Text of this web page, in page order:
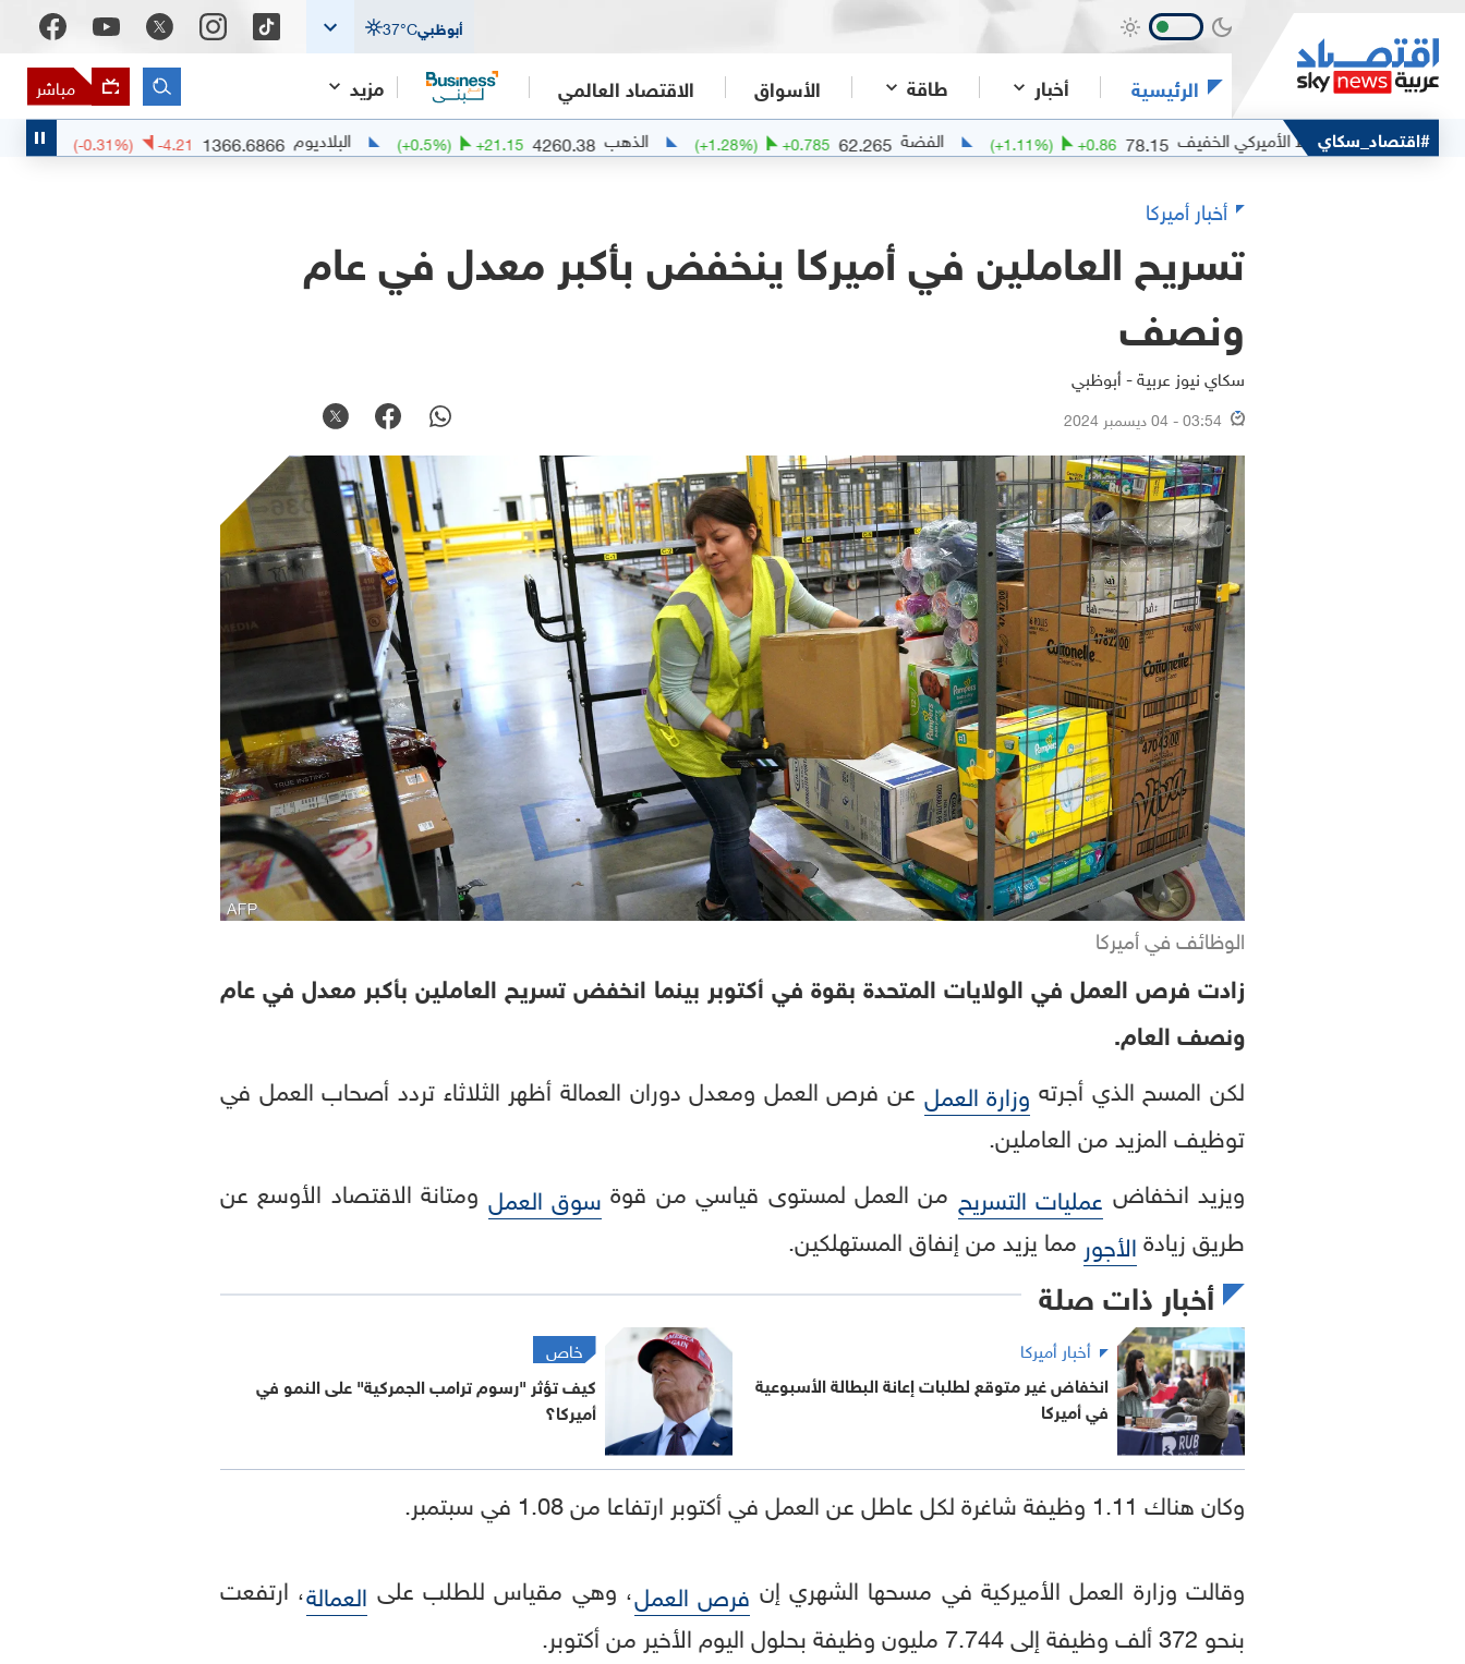
أبوظبي 37°C
الرئيسية أخبار طاقة الأسواق الاقتصاد العالمي مزيد مباشر
#اقتصاد_سكاي
النفط الأميركي الخفيف 78.15
+0.86
( +1.11%) الفضة 62.265
+0.785
( +1.28%) الذهب 4260.38
+21.15
(+0.5%) البلاديوم 1366.6866
-4.21
-0.31%) البلاتين
أخبار أميركا
تسريح العاملين في أميركا ينخفض بأكبر معدل في عام
ونصف
سكاي نيوز عربية - أبوظبي
03:54 - 04 ديسمبر 2024
الوظائف في أميركا
زادت فرص العمل في الولايات المتحدة بقوة في أكتوبر بينما انخفض تسريح العاملين بأكبر معدل في عام
ونصف العام.
لكن المسح الذي أجرته وزارة العمل عن فرص العمل ومعدل دوران العمالة أظهر الثلاثاء تردد أصحاب العمل في
توظيف المزيد من العاملين.
ويزيد انخفاض عمليات التسريح من العمل لمستوى قياسي من قوة سوق العمل ومتانة الاقتصاد الأوسع عن
طريق زيادةالأجور مما يزيد من إنفاق المستهلكين.
أخبار ذات صلة
أخبار أميركا
انخفاض غير متوقع لطلبات إعانة البطالة الأسبوعية
في أميركا
خاص
كيف تؤثر "رسوم ترامب الجمركية" على النمو في
أميركا؟
وكان هناك 1.11 وظيفة شاغرة لكل عاطل عن العمل في أكتوبر ارتفاعا من 1.08 في سبتمبر.
وقالت وزارة العمل الأميركية في مسحها الشهري إن فرص العمل، وهي مقياس للطلب على العمالة، ارتفعت
بنحو 372 ألف وظيفة إلى 7.744 مليون وظيفة بحلول اليوم الأخير من أكتوبر.